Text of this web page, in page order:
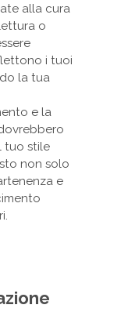
alla cura
o
i tuoi
la tua
e la
tuo stile
non solo
e